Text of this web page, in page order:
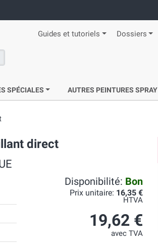
Guides et tutoriels Dossiers
SPÉCIALES AUTRES PEINTURES SPRAY
direct
Disponibilité: Bon
Prix unitaire: 16,35 €
HTVA
19,62 €
avec TVA